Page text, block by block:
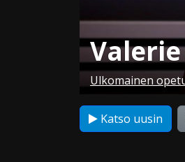
Ulkomainen
Katso uusin